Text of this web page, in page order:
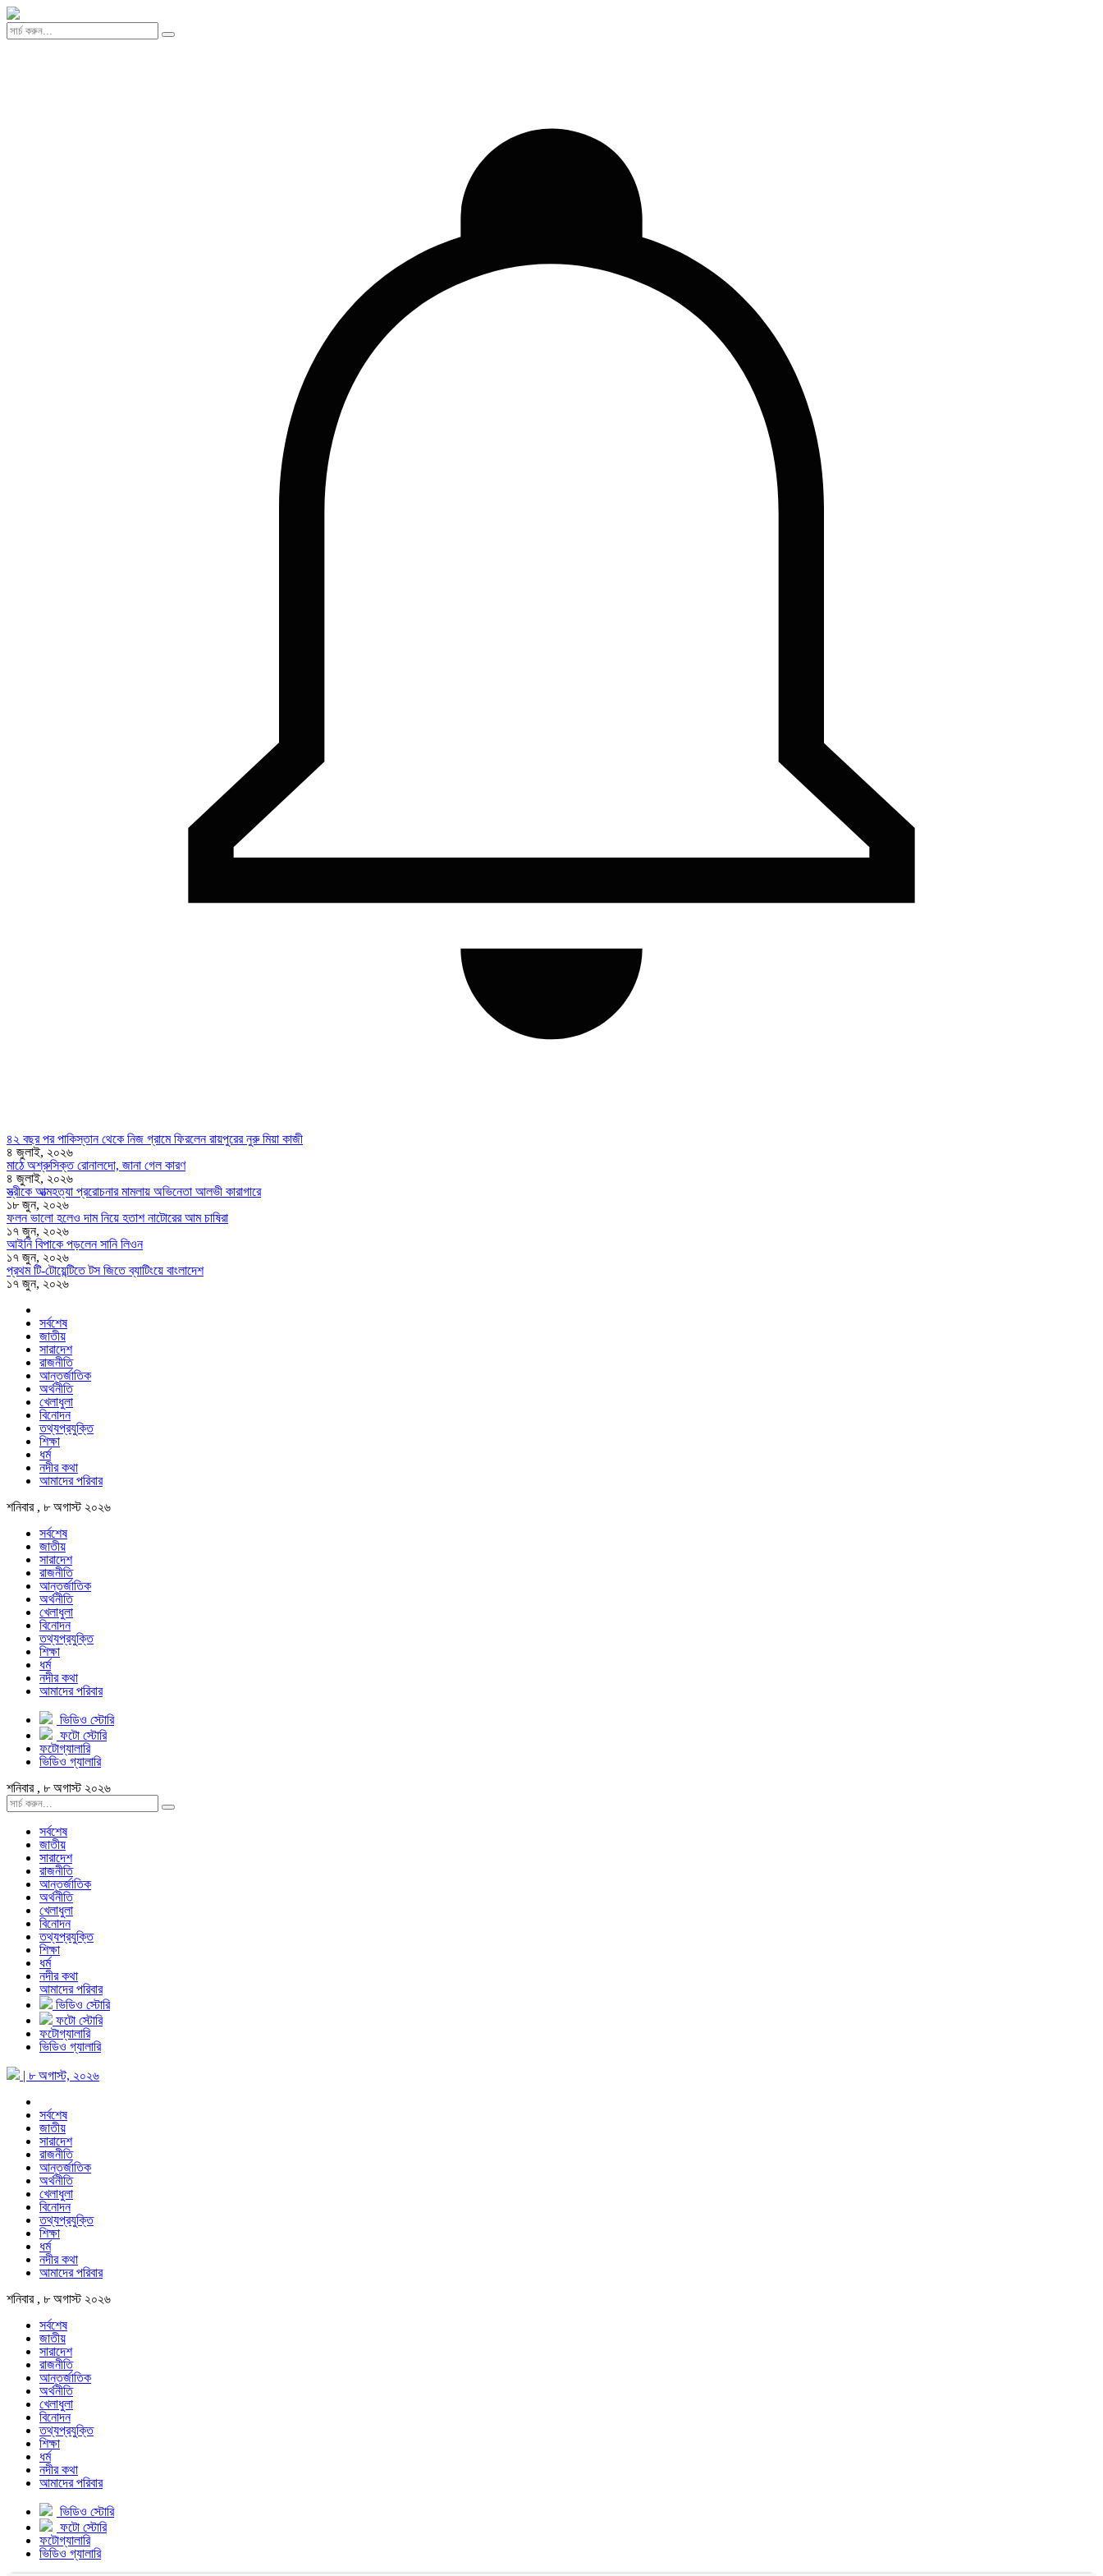
৪২ বছর পর পাকিস্তান থেকে নিজ গ্রামে ফিরলেন রায়পুরের নুরু মিয়া কাজী
৪ জুলাই, ২০২৬
মাঠে অশ্রুসিক্ত রোনালদো, জানা গেল কারণ
৪ জুলাই, ২০২৬
স্ত্রীকে আত্মহত্যা প্ররোচনার মামলায় অভিনেতা আলভী কারাগারে
১৮ জুন, ২০২৬
ফলন ভালো হলেও দাম নিয়ে হতাশ নাটোরের আম চাষিরা
১৭ জুন, ২০২৬
আইনি বিপাকে পড়লেন সানি লিওন
১৭ জুন, ২০২৬
প্রথম টি-টোয়েন্টিতে টস জিতে ব্যাটিংয়ে বাংলাদেশ
১৭ জুন, ২০২৬
সর্বশেষ
জাতীয়
সারাদেশ
রাজনীতি
আন্তর্জাতিক
অর্থনীতি
খেলাধুলা
বিনোদন
তথ্যপ্রযুক্তি
শিক্ষা
ধর্ম
নদীর কথা
আমাদের পরিবার
শনিবার , ৮ অগাস্ট ২০২৬
সর্বশেষ
জাতীয়
সারাদেশ
রাজনীতি
আন্তর্জাতিক
অর্থনীতি
খেলাধুলা
বিনোদন
তথ্যপ্রযুক্তি
শিক্ষা
ধর্ম
নদীর কথা
আমাদের পরিবার
ভিডিও স্টোরি
ফটো স্টোরি
ফটোগ্যালারি
ভিডিও গ্যালারি
শনিবার , ৮ অগাস্ট ২০২৬
সর্বশেষ
জাতীয়
সারাদেশ
রাজনীতি
আন্তর্জাতিক
অর্থনীতি
খেলাধুলা
বিনোদন
তথ্যপ্রযুক্তি
শিক্ষা
ধর্ম
নদীর কথা
আমাদের পরিবার
ভিডিও স্টোরি
ফটো স্টোরি
ফটোগ্যালারি
ভিডিও গ্যালারি
| ৮ অগাস্ট, ২০২৬
সর্বশেষ
জাতীয়
সারাদেশ
রাজনীতি
আন্তর্জাতিক
অর্থনীতি
খেলাধুলা
বিনোদন
তথ্যপ্রযুক্তি
শিক্ষা
ধর্ম
নদীর কথা
আমাদের পরিবার
শনিবার , ৮ অগাস্ট ২০২৬
সর্বশেষ
জাতীয়
সারাদেশ
রাজনীতি
আন্তর্জাতিক
অর্থনীতি
খেলাধুলা
বিনোদন
তথ্যপ্রযুক্তি
শিক্ষা
ধর্ম
নদীর কথা
আমাদের পরিবার
ভিডিও স্টোরি
ফটো স্টোরি
ফটোগ্যালারি
ভিডিও গ্যালারি